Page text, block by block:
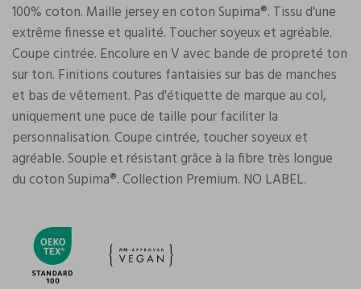
100% coton. Maille jersey en coton Supima®. Tissu d'une
extrême finesse et qualité. Toucher soyeux et agréable.
Coupe cintrée. Encolure en V avec bande de propreté ton
sur ton. Finitions coutures fantaisies sur bas de manches
et bas de vêtement. Pas d'étiquette de marque au col,
uniquement une puce de taille pour faciliter la
personnalisation. Coupe cintrée, toucher soyeux et
agréable. Souple et résistant grâce à la fibre très longue
du coton Supima®. Collection Premium. NO LABEL.